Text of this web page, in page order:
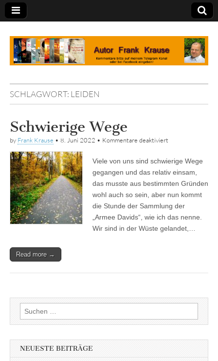
Tagebuch
SCHLAGWORT: LEIDEN
Schwierige Wege
by Frank Krause • 8. Juni 2022 • Kommentare deaktiviert
Viele von uns sind schwierige Wege
gegangen und das relativ einsam,
das musste aus bestimmten Gründen
wohl auch so sein, aber nun kommt
die Stunde der Sammlung der
„Armee Davids“, wie ich das nenne.
Wir sind in der Wüste gelandet,…
Read more →
Suchen
nach:
NEUESTE BEITRÄGE